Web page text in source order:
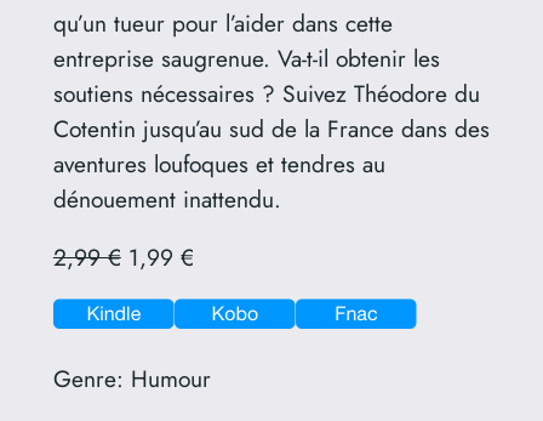
qu’un tueur pour l’aider dans cette
entreprise saugrenue. Va-t-il obtenir les
soutiens nécessaires ? Suivez Théodore du
Cotentin jusqu’au sud de la France dans des
aventures loufoques et tendres au
dénouement inattendu.
2,99 €1,99 €
Genre: Humour